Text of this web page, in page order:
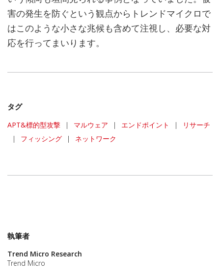
害の発生を防ぐという観点からトレンドマイクロで
はこのような小さな兆候も含めて注視し、必要な対
応を行ってまいります。
タグ
APT&標的型攻撃 | マルウェア | エンドポイント |
リサーチ
|
フィッシング | ネットワーク
執筆者
Trend Micro Research
Trend Micro